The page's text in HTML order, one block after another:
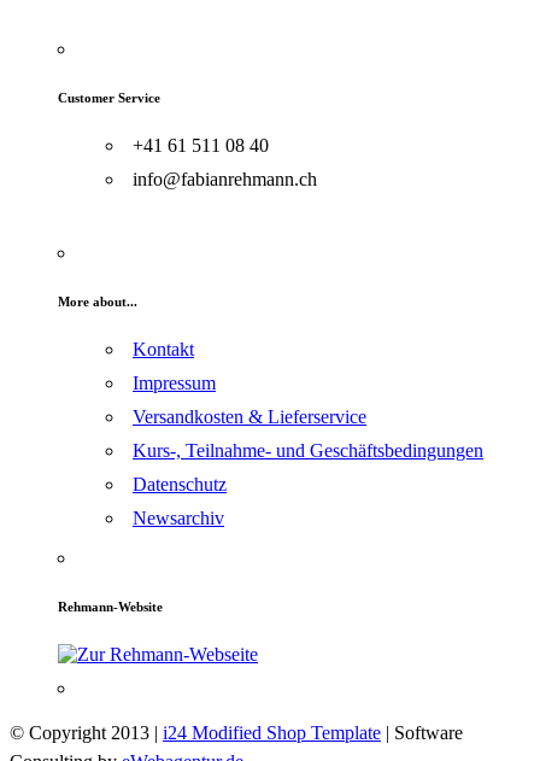
Customer Service
+41 61 511 08 40
info@fabianrehmann.ch
More about...
Kontakt
Impressum
Versandkosten & Lieferservice
Kurs-, Teilnahme- und Geschäftsbedingungen
Datenschutz
Newsarchiv
Rehmann-Website
© Copyright 2013 | i24 Modified Shop Template | Software